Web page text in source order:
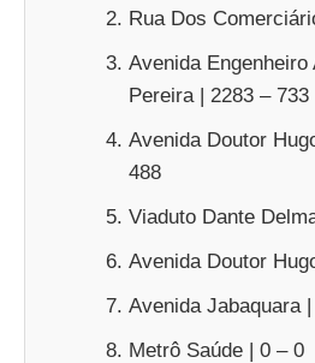
Rua Dos
Avenida
Pereira | 2283 – 733
Avenida Doutor
488
Viaduto Dante
Avenida Doutor
Avenida Jabaquara
Metrô Saúde | 0 – 0